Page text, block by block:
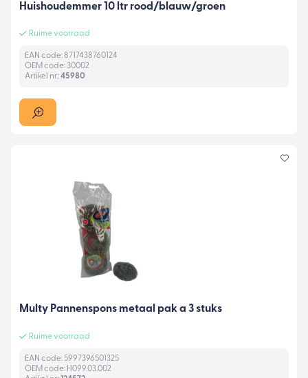
Huishoudemmer 10 ltr rood/blauw/groen
Ruime voorraad
EAN code: 8717438760124
OEM code: 30002
Artikel nr.:45980
Multy Pannenspons metaal pak a 3 stuks
Ruime voorraad
EAN code: 5997396501325
OEM code: H099.03.002